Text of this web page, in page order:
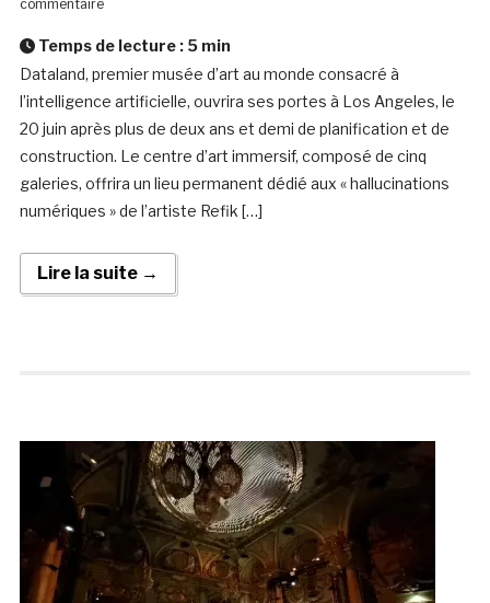
commentaire
Temps de lecture : 5 min
Dataland, premier musée d’art au monde consacré à
l’intelligence artificielle, ouvrira ses portes à Los Angeles, le
20 juin après plus de deux ans et demi de planification et de
construction. Le centre d’art immersif, composé de cinq
galeries, offrira un lieu permanent dédié aux « hallucinations
numériques » de l’artiste Refik […]
Lire la suite →